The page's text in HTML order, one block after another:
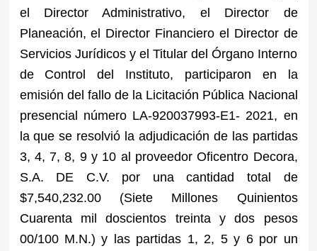
el Director Administrativo, el Director de
Planeación, el Director Financiero el Director de
Servicios Jurídicos y el Titular del Órgano Interno
de Control del Instituto, participaron en la
emisión del fallo de la Licitación Pública Nacional
presencial número LA-920037993-E1- 2021, en
la que se resolvió la adjudicación de las partidas
3, 4, 7, 8, 9 y 10 al proveedor Oficentro Decora,
S.A. DE C.V. por una cantidad total de
$7,540,232.00 (Siete Millones Quinientos
Cuarenta mil doscientos treinta y dos pesos
00/100 M.N.) y las partidas 1, 2, 5 y 6 por un